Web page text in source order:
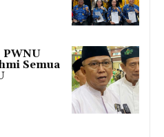
PWNU
Semua